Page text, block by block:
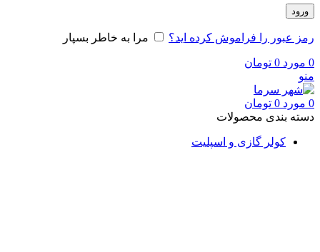
ورود
رمز عبور را فراموش کرده اید؟ مرا به خاطر بسپار
0 مورد 0 تومان
منو
0 مورد 0 تومان
دسته بندی محصولات
کولر گازی و اسپلیت